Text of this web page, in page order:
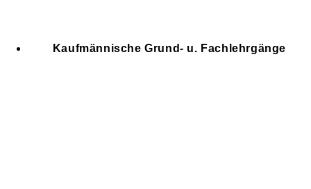
Kaufmännische Grund- u. Fachlehrgänge